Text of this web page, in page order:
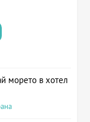
морето в хотел